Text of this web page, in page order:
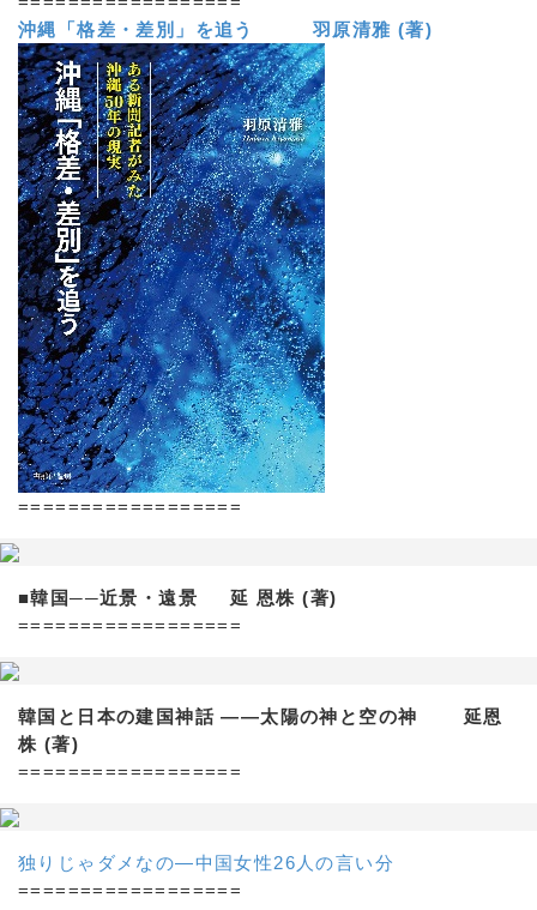
沖縄「格差・差別」を追う 羽原清雅 (著)
==================
■韓国──近景・遠景 延 恩株 (著)
==================
韓国と日本の建国神話 ——太陽の神と空の神 延恩
株 (著)
==================
独りじゃダメなの―中国女性26人の言い分
==================